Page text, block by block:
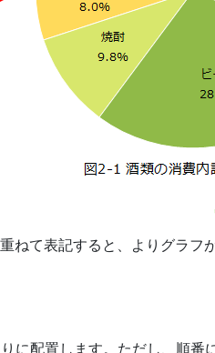
ねて表記すると、よりグラフ
に配置します。ただし、順番